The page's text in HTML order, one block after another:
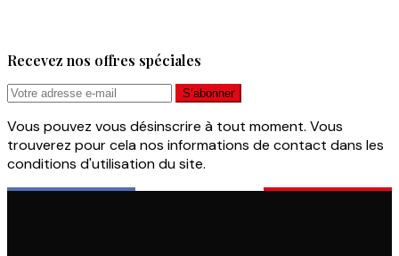
Recevez nos offres spéciales
Vous pouvez vous désinscrire à tout moment. Vous
trouverez pour cela nos informations de contact dans les
conditions d'utilisation du site.